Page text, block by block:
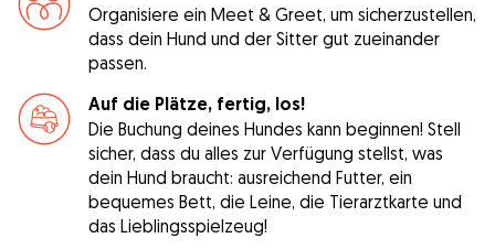
Organisiere ein Meet & Greet, um sicherzustellen,
dass dein Hund und der Sitter gut zueinander
passen.
Auf die Plätze, fertig, los!
Die Buchung deines Hundes kann beginnen! Stell
sicher, dass du alles zur Verfügung stellst, was
dein Hund braucht: ausreichend Futter, ein
bequemes Bett, die Leine, die Tierarztkarte und
das Lieblingsspielzeug!